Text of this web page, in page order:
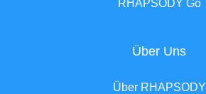
RHAPSODY Go
Über Uns
Über RHAPSODY